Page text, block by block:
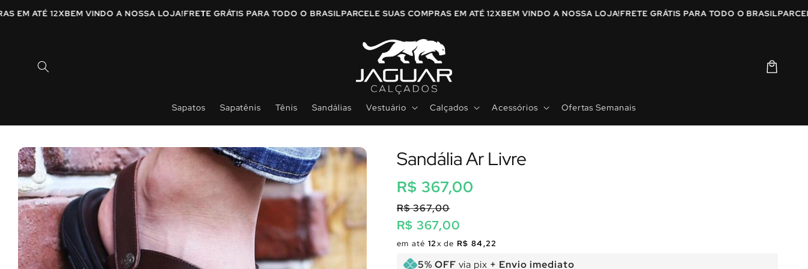
para oEM ATÉ 12XBEM VINDO A NOSSA LOJA!FRETE GRÁTIS PARA TODO O BRASILPARCELE SUAS COMPRAS EM ATÉ 12XBEM VINDO A NOSSA LOJA!FRETE GRÁTIS PARA TODO O BRASIL
Sapatos Sapatênis Tênis Sandálias Vestuário Calçados Acessórios Ofertas Semanais
Carrinho
Pular para
as
informações
do produto
Sandália Ar Livre
Preço
normal
R$ 367,00
Preço
normal
R$ 367,00
Preço
promocional
R$ 367,00
em até 12x deR$ 84,22
5% OFF via pix + Envio imediato